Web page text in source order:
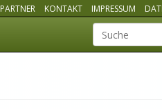
PARTNER KONTAKT IMPRESSUM
Suchbegriff